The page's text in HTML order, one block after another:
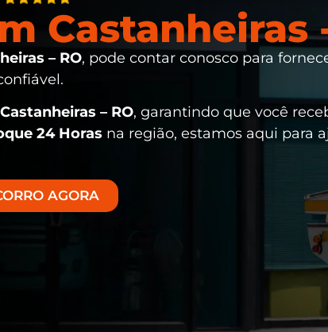
Castanheiras
– RO, pode contar conosco para
Castanheiras – RO, garantindo que você
24 Horas na região, estamos aqui para
AGORA